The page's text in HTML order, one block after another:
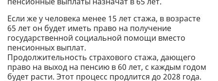
Если же у человека менее 15 лет стажа, в возрасте
65 лет он будет иметь право на получение
государственной социальной помощи вместо
пенсионных выплат.
Продолжительность страхового стажа, дающего
право на выход на пенсию в 60 лет, с каждым годом
будет расти. Этот процесс продлится до 2028 года.